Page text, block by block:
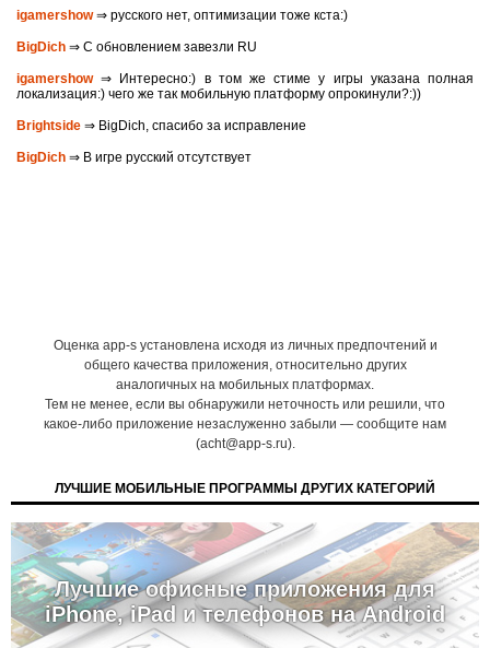
igamershow⇒ русского нет, оптимизации тоже кста:)
BigDich ⇒ С обновлением завезли RU
igamershow⇒ Интересно:) в том же стиме у игры указана полная
локализация:) чего же так мобильную платформу опрокинули?:))
Brightside ⇒ BigDich, спасибо за исправление
BigDich ⇒ В игре русский отсутствует
Оценка app-s установлена исходя из личных предпочтений и
общего качества приложения, относительно других
аналогичных на мобильных платформах.
Тем не менее, если вы обнаружили неточность или решили, что
какое-либо приложение незаслуженно забыли — сообщите нам
(acht@app-s.ru).
ЛУЧШИЕ МОБИЛЬНЫЕ ПРОГРАММЫ ДРУГИХ КАТЕГОРИЙ
Лучшие офисные приложения для
iPhone, iPad и телефонов на Android